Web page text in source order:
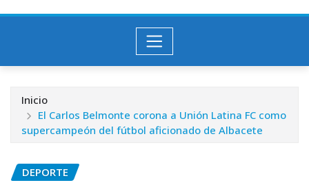
Inicio
El Carlos Belmonte corona a Unión Latina FC como
supercampeón del fútbol aficionado de Albacete
DEPORTE